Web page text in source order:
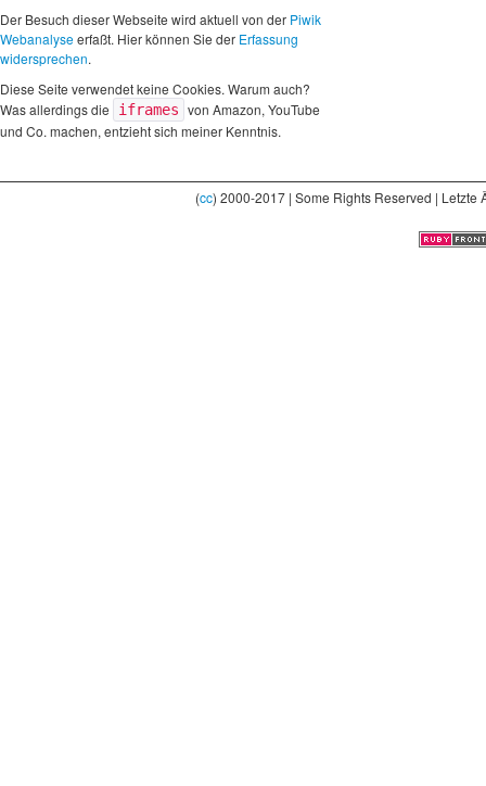
Der Besuch dieser Webseite wird aktuell von der Piwik
Webanalyseerfaßt. Hier können Sie der Erfassung
widersprechen.
Diese Seite verwendet keine Cookies. Warum auch?
Was allerdings die
iframes von Amazon, YouTube
und Co. machen, entzieht sich meiner Kenntnis.
(cc) 2000-2017 | Some Rights Reserved |